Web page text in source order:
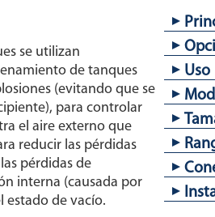
se utilizan
de tanques
(evitando que se
para controlar
el aire externo que
reducir las pérdidas
pérdidas de
interna (causada por
estado de vacío.
≤
Uso
Aire
1/2"
5 a
50 a